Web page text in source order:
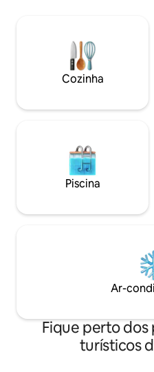
também é oferecido. A
praia fica a apenas 4 minutos
é ideal para uma estadia sem
casamentos, pois todas as
Cozinha
Piscina
Ar-
Fique perto
turísticos